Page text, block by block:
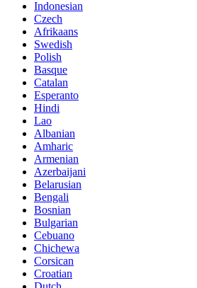
Indonesian
Czech
Afrikaans
Swedish
Polish
Basque
Catalan
Esperanto
Hindi
Lao
Albanian
Amharic
Armenian
Azerbaijani
Belarusian
Bengali
Bosnian
Bulgarian
Cebuano
Chichewa
Corsican
Croatian